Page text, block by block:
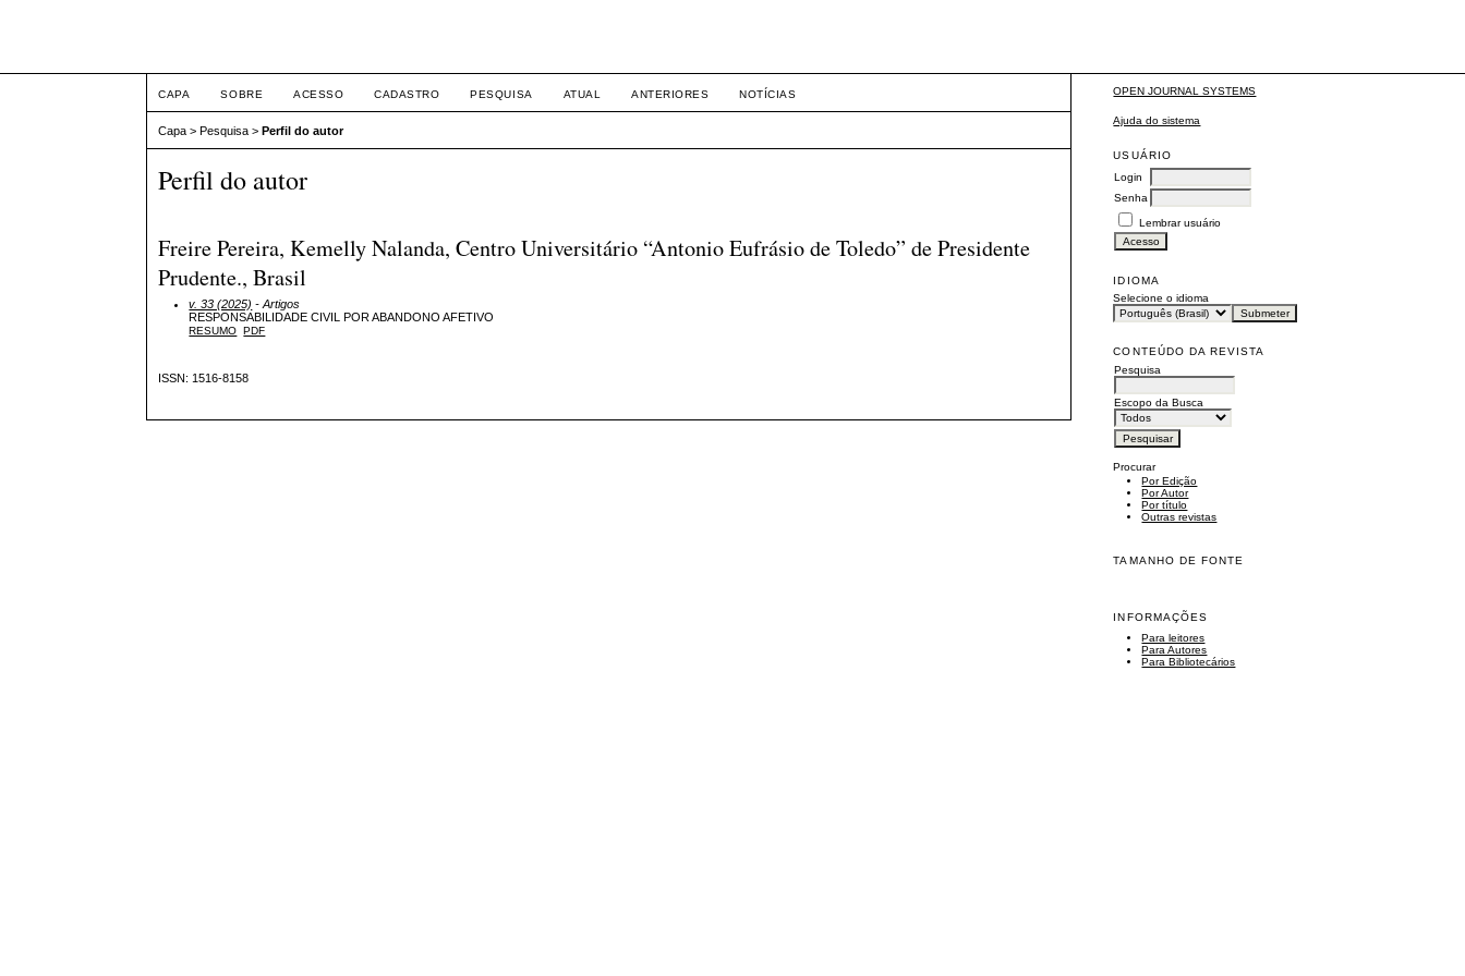
OPEN JOURNAL SYSTEMS
Ajuda do sistema
USUÁRIO
Login
Senha
Lembrar usuário
IDIOMA
Selecione o idioma
CONTEÚDO DA REVISTA
Pesquisa
Escopo da Busca
Procurar
Por Edição
Por Autor
Por título
Outras revistas
TAMANHO DE FONTE
INFORMAÇÕES
Para leitores
Para Autores
Para Bibliotecários
CAPA SOBRE ACESSO CADASTRO PESQUISA ATUAL ANTERIORES NOTÍCIAS
Capa >Pesquisa >Perfil do autor
Perfil do autor
Freire Pereira, Kemelly Nalanda, Centro Universitário “Antonio Eufrásio de Toledo” de Presidente
Prudente., Brasil
v. 33 (2025) - Artigos
RESPONSABILIDADE CIVIL POR ABANDONO AFETIVO
RESUMO PDF
ISSN: 1516-8158